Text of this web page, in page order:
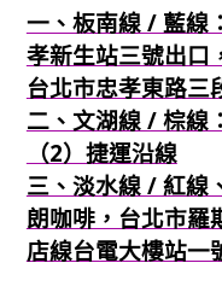
一、板南線 / 藍線
孝新生站三號出口
台北市忠孝東路三
二、文湖線 / 棕線
（2）捷運沿線
三、淡水線 / 紅線
朗咖啡，台北市羅
店線台電大樓站一